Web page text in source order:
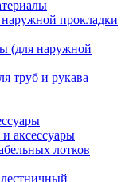
прокладки
(для наружной
труб и рукава
аксессуары
лотков